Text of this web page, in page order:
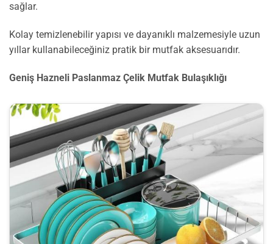
sağlar.
Kolay temizlenebilir yapısı ve dayanıklı malzemesiyle uzun
yıllar kullanabileceğiniz pratik bir mutfak aksesuarıdır.
Geniş Hazneli Paslanmaz Çelik Mutfak Bulaşıklığı